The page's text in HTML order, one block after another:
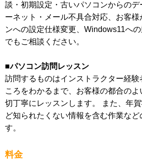
談・初期設定・古いパソコンからのデ
ーネット・メール不具合対応、お客様
ンへの設定仕様変更、Windows11へ
でもご相談ください。
■パソコン訪問レッスン
訪問するものはインストラクター経験
ころをわかるまで、お客様の都合の
切丁寧にレッスンします。 また、年
ど知られたくない情報を含む作業など
す。
料金